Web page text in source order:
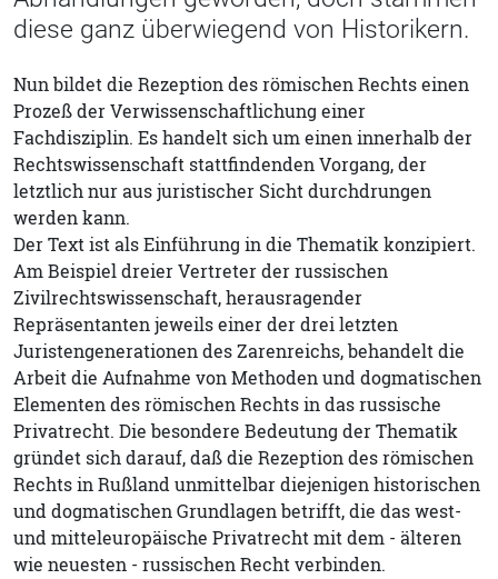
diese ganz überwiegend von Historikern.
Nun bildet die Rezeption des römischen Rechts einen
Prozeß der Verwissenschaftlichung einer
Fachdisziplin. Es handelt sich um einen innerhalb der
Rechtswissenschaft stattfindenden Vorgang, der
letztlich nur aus juristischer Sicht durchdrungen
werden kann.
Der Text ist als Einführung in die Thematik konzipiert.
Am Beispiel dreier Vertreter der russischen
Zivilrechtswissenschaft, herausragender
Repräsentanten jeweils einer der drei letzten
Juristengenerationen des Zarenreichs, behandelt die
Arbeit die Aufnahme von Methoden und dogmatischen
Elementen des römischen Rechts in das russische
Privatrecht. Die besondere Bedeutung der Thematik
gründet sich darauf, daß die Rezeption des römischen
Rechts in Rußland unmittelbar diejenigen historischen
und dogmatischen Grundlagen betrifft, die das west-
und mitteleuropäische Privatrecht mit dem - älteren
wie neuesten - russischen Recht verbinden.